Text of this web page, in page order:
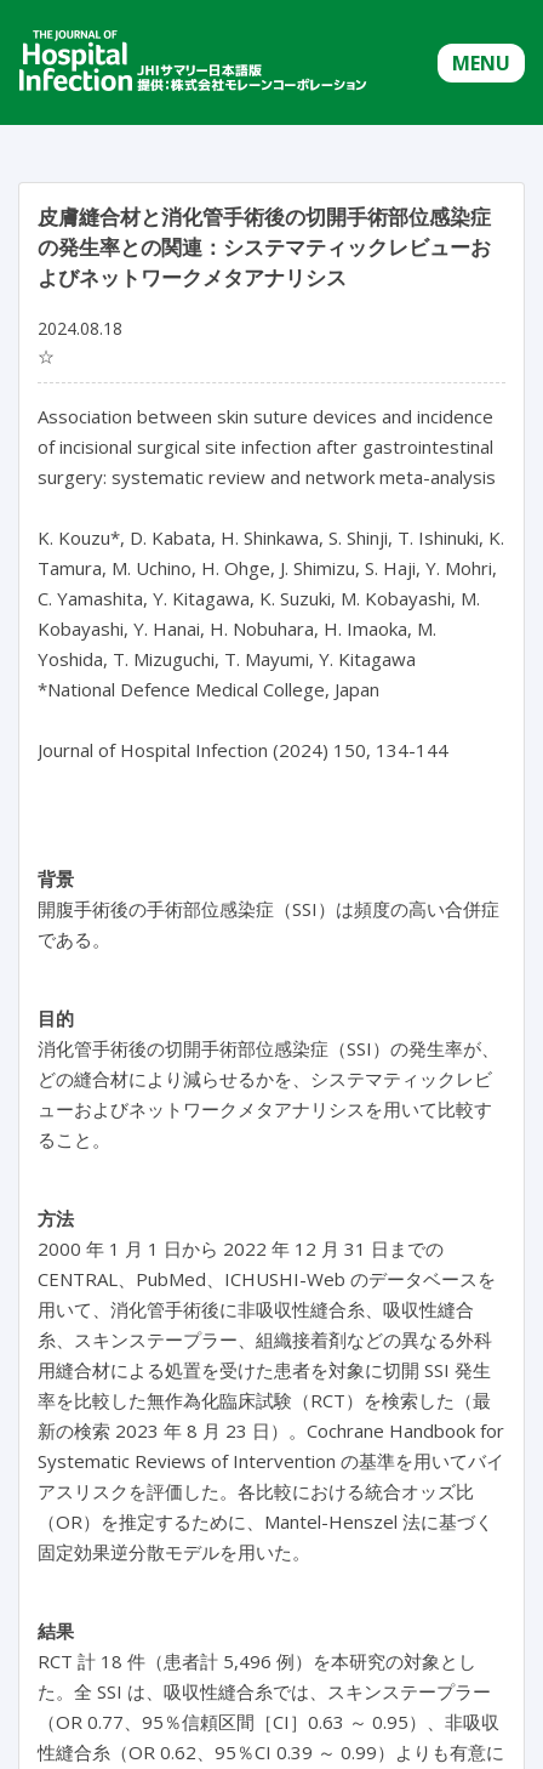
MENU
皮膚縫合材と消化管手術後の切開手術部位感染症
の発生率との関連：システマティックレビューお
よびネットワークメタアナリシス
2024.08.18
☆
Association between skin suture devices and incidence
of incisional surgical site infection after gastrointestinal
surgery: systematic review and network meta-analysis
K. Kouzu*, D. Kabata, H. Shinkawa, S. Shinji, T. Ishinuki, K.
Tamura, M. Uchino, H. Ohge, J. Shimizu, S. Haji, Y. Mohri,
C. Yamashita, Y. Kitagawa, K. Suzuki, M. Kobayashi, M.
Kobayashi, Y. Hanai, H. Nobuhara, H. Imaoka, M.
Yoshida, T. Mizuguchi, T. Mayumi, Y. Kitagawa
*National Defence Medical College, Japan
Journal of Hospital Infection (2024) 150, 134-144
背景
開腹手術後の手術部位感染症（SSI）は頻度の高い合併症
である。
目的
消化管手術後の切開手術部位感染症（SSI）の発生率が、
どの縫合材により減らせるかを、システマティックレビ
ューおよびネットワークメタアナリシスを用いて比較す
ること。
方法
2000 年 1 月 1 日から 2022 年 12 月 31 日までの
CENTRAL、PubMed、ICHUSHI-Web のデータベースを
用いて、消化管手術後に非吸収性縫合糸、吸収性縫合
糸、スキンステープラー、組織接着剤などの異なる外科
用縫合材による処置を受けた患者を対象に切開 SSI 発生
率を比較した無作為化臨床試験（RCT）を検索した（最
新の検索 2023 年 8 月 23 日）。Cochrane Handbook for
Systematic Reviews of Intervention の基準を用いてバイ
アスリスクを評価した。各比較における統合オッズ比
（OR）を推定するために、Mantel-Henszel 法に基づく
固定効果逆分散モデルを用いた。
結果
RCT 計 18 件（患者計 5,496 例）を本研究の対象とし
た。全 SSI は、吸収性縫合糸では、スキンステープラー
（OR 0.77、95％信頼区間［CI］0.63 ～ 0.95）、非吸収
性縫合糸（OR 0.62、95％CI 0.39 ～ 0.99）よりも有意に